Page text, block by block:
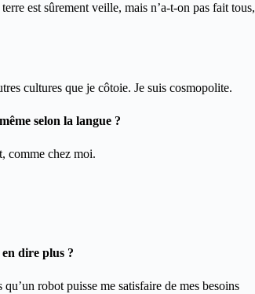
est sûrement veille, mais n’a-t-on pas fait tous,
cultures que je côtoie. Je suis cosmopolite.
selon la langue ?
comme chez moi.
dire plus ?
robot puisse me satisfaire de mes besoins